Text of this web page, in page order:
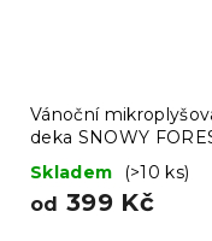
Vánoční
deka SNOWY
šedá
Skladem (>10 ks)
od 399 Kč